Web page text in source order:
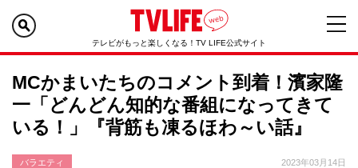
テレビがもっと楽しくなる！TV LIFE公式サイト
MCかまいたちのコメント到着！濱家隆
一「どんどん知的な番組になってきて
いる！」『背筋も凍るほわ～い話』
バラエティ 2023年03月14日